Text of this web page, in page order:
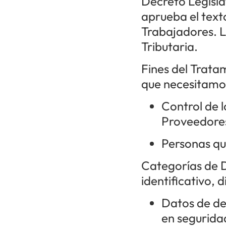
aprueba el
Trabajadores.
Tributaria.
Fines del
que
Control de
Personas
Categorías de
identificativo,
Datos de
en